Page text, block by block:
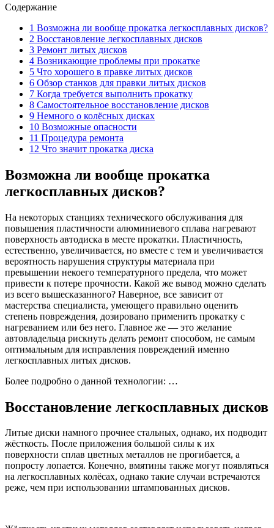
Содержание
1 Возможна ли вообще прокатка легкосплавных дисков?
2 Восстановление легкосплавных дисков
3 Ремонт литых дисков
4 Возникающие проблемы при прокатке
5 Что хорошего в правке литых дисков
6 Обзор станков для правки литых дисков
7 Когда требуется выполнить прокатку
8 Самостоятельное восстановление дисков
9 Немного о колёсных дисках
10 Возможные опасности
11 Процедура ремонта
12 Что значит прокатка диска
Возможна ли вообще прокатка
легкосплавных дисков?
На некоторых станциях технического обслуживания для
повышения пластичности алюминиевого сплава нагревают
поверхность автодиска в месте прокатки. Пластичность,
естественно, увеличивается, но вместе с тем и увеличивается
вероятность нарушения структуры материала при
превышении некоего температурного предела, что может
привести к потере прочности. Какой же вывод можно сделать
из всего вышесказанного? Наверное, все зависит от
мастерства специалиста, умеющего правильно оценить
степень повреждения, дозировано применить прокатку с
нагреванием или без него. Главное же — это желание
автовладельца рискнуть делать ремонт способом, не самым
оптимальным для исправления повреждений именно
легкосплавных литых дисков.
Более подробно о данной технологии: …
Восстановление легкосплавных дисков
Литые диски намного прочнее стальных, однако, их подводит
жёсткость. После приложения большой силы к их
поверхности сплав цветных металлов не прогибается, а
попросту лопается. Конечно, вмятины также могут появляться
на легкосплавных колёсах, однако такие случаи встречаются
реже, чем при использовании штампованных дисков.